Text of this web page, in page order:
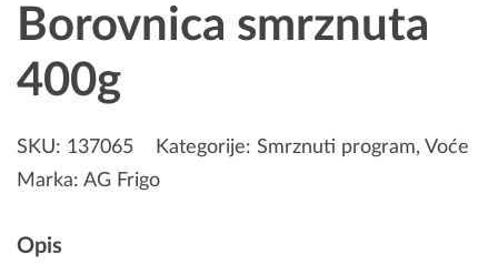
Borovnica smrznuta
400g
SKU: 137065 Kategorije: Smrznuti program, Voće
Marka: AG Frigo
Opis